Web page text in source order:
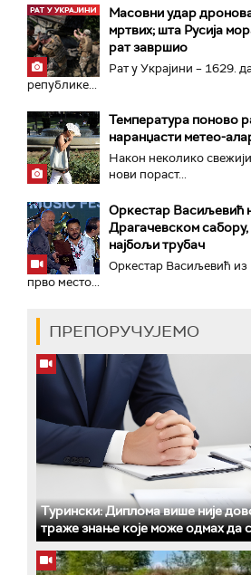
Масовни удар
мртвих; шта Русија
рат завршио
Рат у Украјини – 1629.
републике...
Температура поново
наранџасти метео-
Након неколико
нови пораст...
Оркестар Васиљевић
Драгачевском
најбољи трубач
Оркестар Васиљевић из
прво место...
ПРЕПОРУЧУЈЕМО
Турински: Диплома више није
траже знање које може одмах да